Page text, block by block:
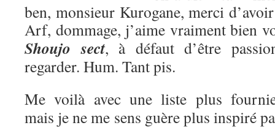
ben, monsieur Kurogane, merci
Arf, dommage, j’aime vraiment bien
Shoujo sect, à défaut d’être
regarder. Hum. Tant pis.
Me voilà avec une liste plus
mais je ne me sens guère plus inspiré